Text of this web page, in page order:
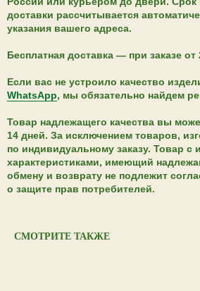
доставки рассчитывается
указания вашего адреса.
Бесплатная доставка — при заказе от
Если вас не устроило качество
WhatsApp, мы обязательно найдем
Товар надлежащего качества вы
14 дней. За исключением товаров,
по индивидуальному заказу. Товар
характеристиками, имеющий
обмену и возврату не подлежит
о защите прав потребителей.
СМОТРИТЕ ТАКЖЕ